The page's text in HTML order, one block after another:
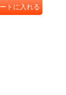
トに入れる